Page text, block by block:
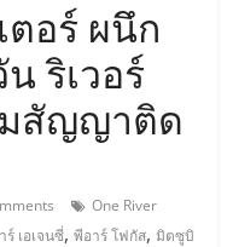
ตอร์ ผนึก
ริเวอร์
มสัญญาติด
One River
ร์ เอเจนซี่,พีอาร์ โฟกัส,มิตซูบิ